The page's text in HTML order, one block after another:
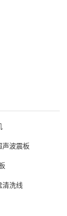
声波震板
清洗线